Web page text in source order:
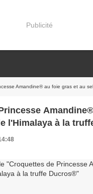
Publicité
Amandine® au foie gras et au sel de
l'Himalaya à la